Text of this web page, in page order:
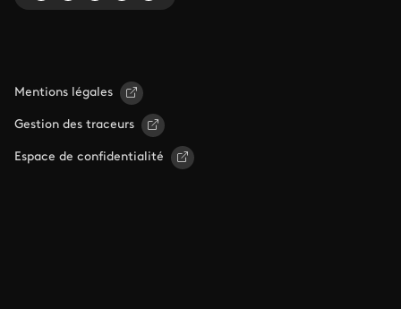
Mentions légales
Gestion des traceurs
Espace de confidentialité